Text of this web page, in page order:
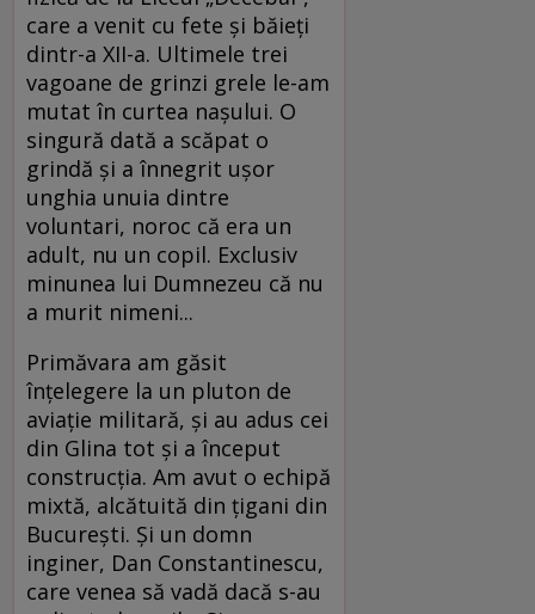
care a venit cu fete şi băieţi
dintr-a XII-a. Ultimele trei
vagoane de grinzi grele le-am
mutat în curtea naşului. O
singură dată a scăpat o
grindă şi a înnegrit uşor
unghia unuia dintre
voluntari, noroc că era un
adult, nu un copil. Exclusiv
minunea lui Dumnezeu că nu
a murit nimeni...
Primăvara am găsit
înţelegere la un pluton de
aviaţie militară, şi au adus cei
din Glina tot şi a început
construcţia. Am avut o echipă
mixtă, alcătuită din ţigani din
Bucureşti. Şi un domn
inginer, Dan Constantinescu,
care venea să vadă dacă s-au